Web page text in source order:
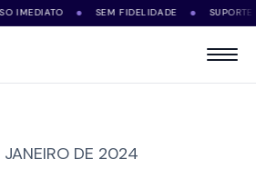
● SEM FIDELIDADE ● SUPORTE VIA
JANEIRO DE 2024